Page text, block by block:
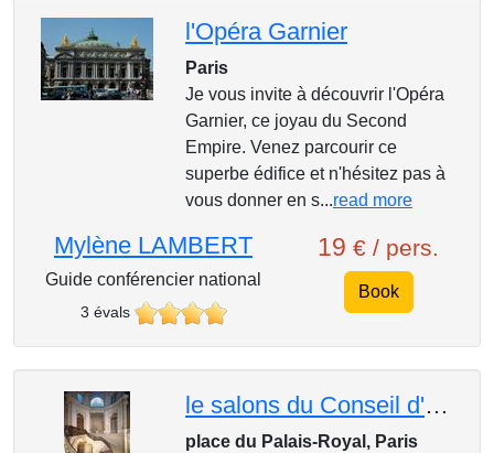
l'Opéra Garnier
Paris
Je vous invite à découvrir l'Opéra
Garnier, ce joyau du Second
Empire. Venez parcourir ce
superbe édifice et n'hésitez pas à
vous donner en s...read more
Mylène LAMBERT
Guide conférencier national
3 évals
19 € / pers.
Book
le salons du Conseil d'Etat dans le Palais-Royal
place du Palais-Royal, Paris